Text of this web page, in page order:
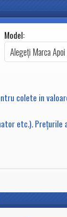
Model:
colete in
etc.). Preţurile